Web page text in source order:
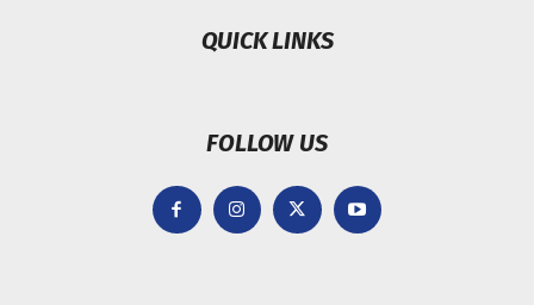
QUICK LINKS
FOLLOW US